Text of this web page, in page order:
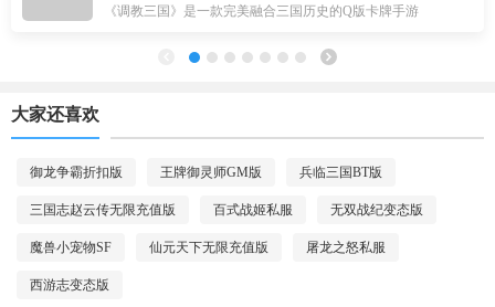
《调教三国》是一款完美融合三国历史的Q版卡牌手游
大家还喜欢
御龙争霸折扣版 王牌御灵师GM版 兵临三国BT版
三国志赵云传无限充值版 百式战姬私服 无双战纪变态版
魔兽小宠物SF 仙元天下无限充值版 屠龙之怒私服
西游志变态版